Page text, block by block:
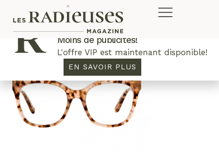
Plus de concours. Plus de rabais.
Moins de publicités!
L'offre VIP est maintenant disponible!
EN SAVOIR PLUS